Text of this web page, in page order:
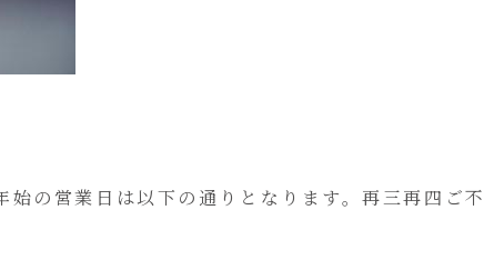
営業日は以下の通りとなります。再三再四ご